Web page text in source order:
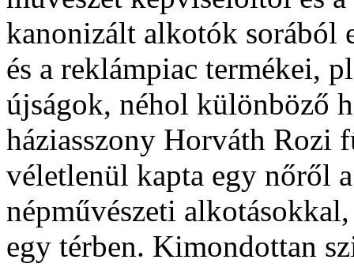
kanonizált alkotók sorából
és a reklámpiac termékei,
újságok, néhol különböző
háziasszony Horváth Rozi
véletlenül kapta egy nőről
népművészeti
egy térben. Kimondottan